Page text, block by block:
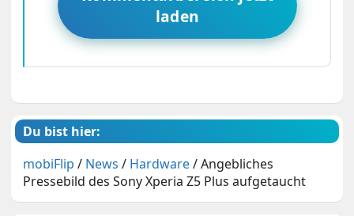
laden
Du bist hier:
mobiFlip / News / Hardware/Angebliches
Pressebild des Sony Xperia Z5 Plus aufgetaucht